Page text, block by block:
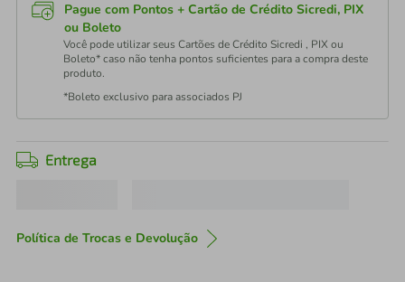
Pague com Pontos + Cartão de Crédito Sicredi, PIX
ou Boleto
Você pode utilizar seus Cartões de Crédito Sicredi , PIX ou
Boleto* caso não tenha pontos suficientes para a compra deste
produto.
*Boleto exclusivo para associados PJ
Entrega
Política de Trocas e Devolução